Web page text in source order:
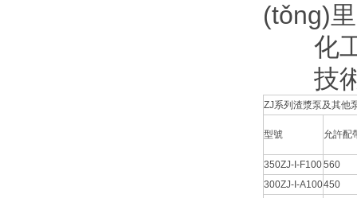
(tǒng)
化工行
技術
ZJ系列渣漿泵及其他
型號 允許配
350ZJ-I-F100560
300ZJ-I-A100450